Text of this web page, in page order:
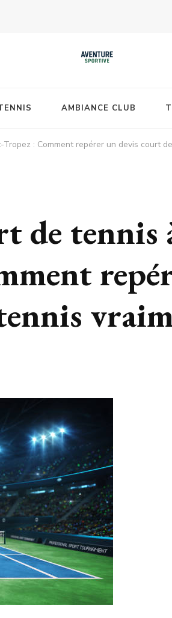
AMBIANCE CLUB
: Comment repérer un devis court
de tennis